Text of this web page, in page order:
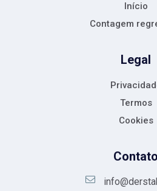
Início
Contagem
Legal
Termos
Cookies
Contato